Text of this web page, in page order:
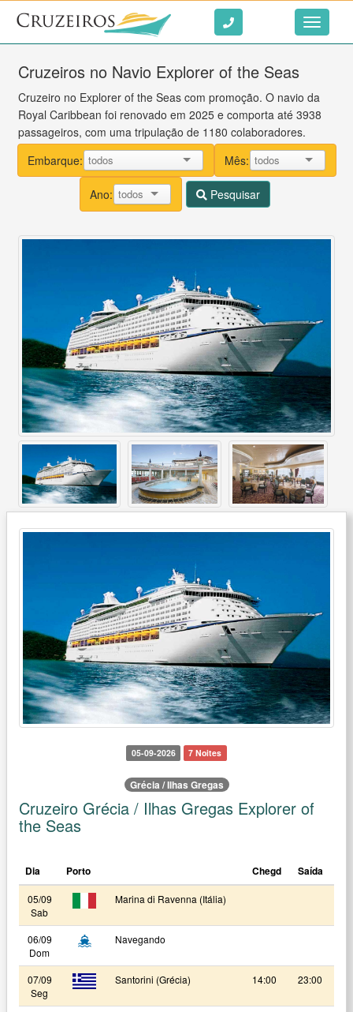
Ir ao conteúdo
Toggle
Cruzeiros no Navio Explorer of the Seas
Cruzeiro no Explorer of the Seas com promoção. O navio da
Royal Caribbean foi renovado em 2025 e comporta até 3938
passageiros, com uma tripulação de 1180 colaboradores.
Embarque:
Mês:
Ano: Pesquisar
05-09-2026 7 Noites
Grécia / Ilhas Gregas
Cruzeiro Grécia / Ilhas Gregas Explorer of
the Seas
Dia Porto Chegd Saída
05/09
Sab
Marina di Ravenna (Itália)
06/09
Dom
Navegando
07/09
Seg
Santorini (Grécia) 14:00 23:00